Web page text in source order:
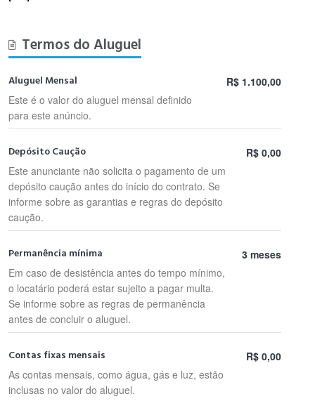
Termos do Aluguel
Aluguel Mensal
Este é o valor do aluguel mensal definido
para este anúncio.
R$ 1.100,00
Depósito Caução
Este anunciante não solicita o pagamento de um
depósito caução antes do início do contrato. Se
informe sobre as garantias e regras do depósito
caução.
R$ 0,00
Permanência mínima
Em caso de desistência antes do tempo mínimo,
o locatário poderá estar sujeito a pagar multa.
Se informe sobre as regras de permanência
antes de concluir o aluguel.
3 meses
Contas fixas mensais
As contas mensais, como água, gás e luz, estão
inclusas no valor do aluguel.
R$ 0,00